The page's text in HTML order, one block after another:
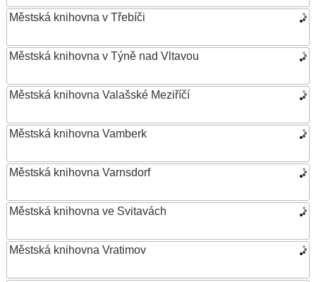
Městská knihovna v Třebíči
Městská knihovna v Týně nad Vltavou
Městská knihovna Valašské Meziříčí
Městská knihovna Vamberk
Městská knihovna Varnsdorf
Městská knihovna ve Svitavách
Městská knihovna Vratimov